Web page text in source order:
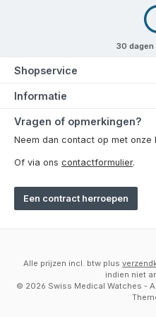
30
Shopservice
Informatie
Vragen of opmerkingen?
Neem dan contact op met onze
Of via ons contactformulier.
Een contract herroepen
Alle prijzen incl. btw plus
indien niet
© 2026 Swiss Medical Watches -